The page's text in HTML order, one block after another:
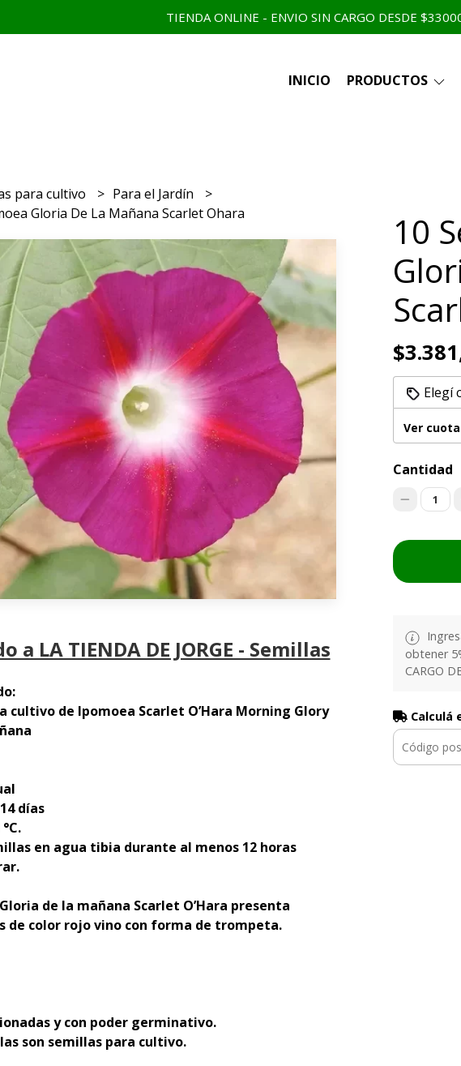
TIENDA ONLINE - ENVIO SIN CARGO DESDE
INICIO PRODUCTOS
para cultivo
Para el Jardín
Gloria De La Mañana Scarlet Ohara
a LA TIENDA DE JORGE - Semillas
cultivo de Ipomoea Scarlet O’Hara Morning Glory
días
en agua tibia durante al menos 12 horas
de la mañana Scarlet O’Hara presenta
de color rojo vino con forma de trompeta.
y con poder germinativo.
son semillas para cultivo.
10
Elegí
Ver
Cantidad
1
obtener
CARGO
Calculá